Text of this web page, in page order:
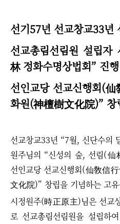
선기57년 선교창교33년
선교총림선림원 설립자
林 정화수명상법회” 진행
선인교당 선교신행회(
화원(神檀樹文化院)” 창
선교창교33년 “7월, 신단수의
원주님의 “신성의 숲, 선림(仙
선인교당 선교신행회(仙敎信
文化院)” 창립을 기념하는 고
시정원주(時正原主)님은 선교
로 선교총림선림원을 설립하